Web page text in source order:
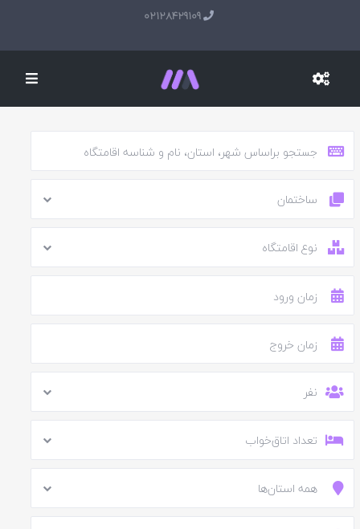
02128429109
ساختمان
نوع اقامتگاه
نفر
تعداد اتاق‌خواب
همه استان‌ها